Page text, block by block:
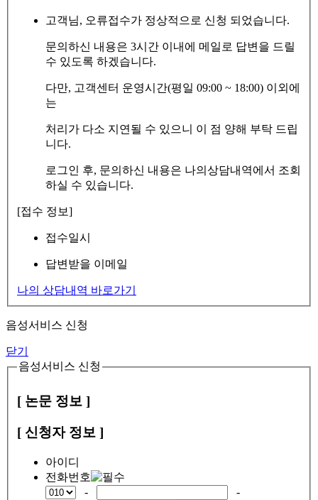
고객님, 오류접수가 정상적으로 신청 되었습니다.
문의하신 내용은 3시간 이내에 메일로 답변을 드릴
수 있도록 하겠습니다.
다만, 고객센터 운영시간(평일 09:00 ~ 18:00) 이외에
는
처리가 다소 지연될 수 있으니 이 점 양해 부탁 드립
니다.
로그인 후, 문의하신 내용은 나의상담내역에서 조회
하실 수 있습니다.
[접수 정보]
접수일시
답변받을 이메일
나의 상담내역 바로가기
음성서비스 신청
닫기
음성서비스 신청
[ 논문 정보 ]
[ 신청자 정보 ]
아이디
전화번호
-
-